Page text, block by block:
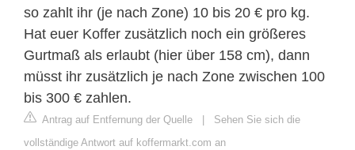
so zahlt ihr (je nach Zone) 10 bis 20 € pro kg.
Hat euer Koffer zusätzlich noch ein größeres
Gurtmaß als erlaubt (hier über 158 cm), dann
müsst ihr zusätzlich je nach Zone zwischen 100
bis 300 € zahlen.
Antrag auf Entfernung der Quelle | Sehen Sie sich die
vollständige Antwort auf koffermarkt.com an